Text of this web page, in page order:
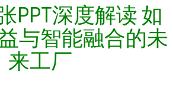
PPT深度解读 如
与智能融合的未
来工厂